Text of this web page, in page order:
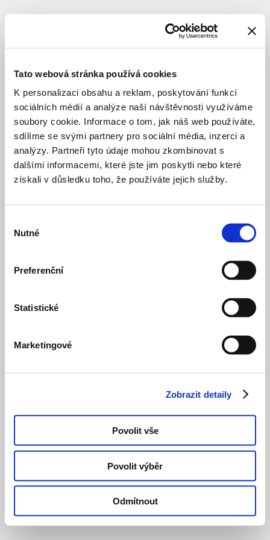
Tato webová stránka používá cookies
K personalizaci obsahu a reklam, poskytování funkcí
sociálních médií a analýze naší návštěvnosti využíváme
soubory cookie. Informace o tom, jak náš web používáte,
sdílíme se svými partnery pro sociální média, inzerci a
analýzy. Partneři tyto údaje mohou zkombinovat s
dalšími informacemi, které jste jim poskytli nebo které
získali v důsledku toho, že používáte jejich služby.
souhlasu
Nutné
Preferenční
Statistické
Marketingové
Zobrazit detaily
Povolit vše
Povolit výběr
Odmítnout
SUBJEKT
Vojtěch
autor
VEŘEJNÉ PROSTRANSTVÍ
před 4 měsíci
Hradební
korzo